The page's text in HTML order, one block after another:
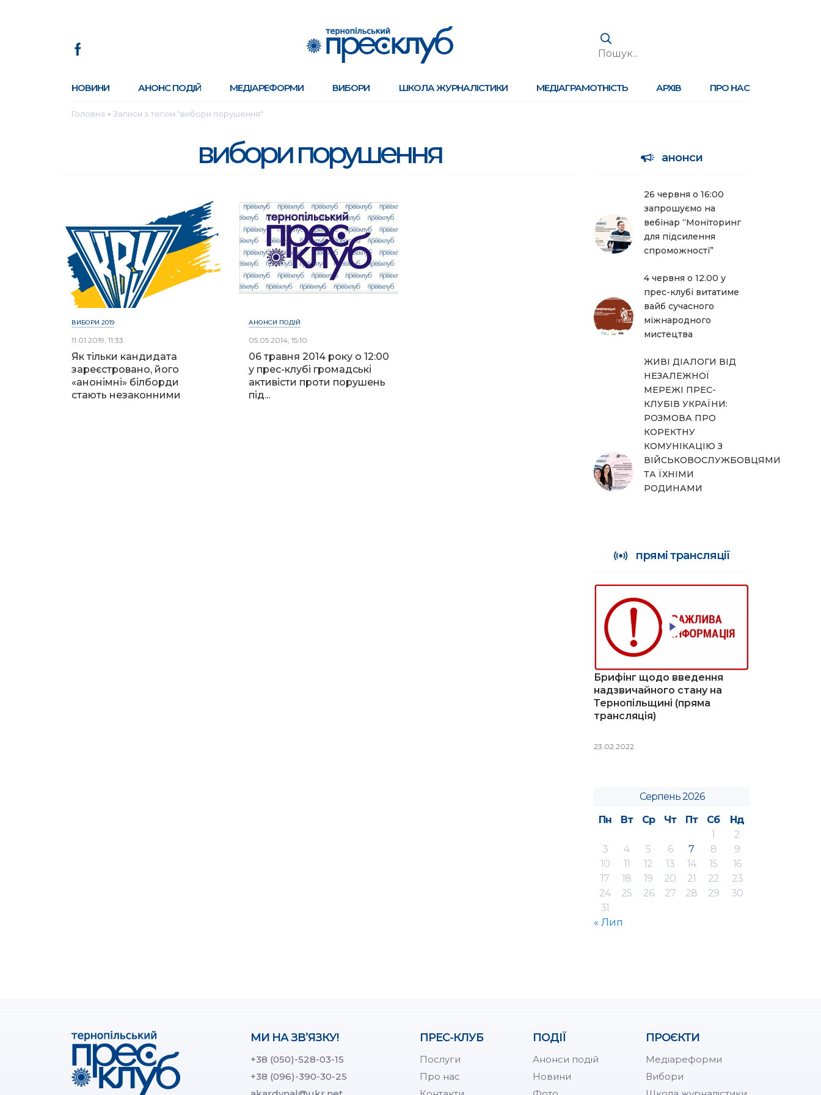
НОВИНИ АНОНС ПОДІЙ МЕДІАРЕФОРМИ ВИБОРИ ШКОЛА ЖУРНАЛІСТИКИ МЕДІАГРАМОТНІСТЬ АРХІВ ПРО НАС
Головна ● Записи з тегом "вибори порушення"
вибори порушення
ВИБОРИ 2019
11.01.2019, 11:33
Як тільки кандидата
зареєстровано, його
«анонімні» білборди
стають незаконними
АНОНСИ ПОДІЙ
05.05.2014, 15:10
06 травня 2014 року о 12:00
у прес-клубі громадські
активісти проти порушень
під...
анонси
26 червня о 16:00
запрошуємо на
вебінар “Моніторинг
для підсилення
спроможності”
4 червня о 12.00 у
прес-клубі витатиме
вайб сучасного
міжнародного
мистецтва
ЖИВІ ДІАЛОГИ ВІД
НЕЗАЛЕЖНОЇ
МЕРЕЖІ ПРЕС-
КЛУБІВ УКРАЇНИ:
РОЗМОВА ПРО
КОРЕКТНУ
КОМУНІКАЦІЮ З
ВІЙСЬКОВОСЛУЖБОВЦЯМИ
ТА ЇХНІМИ
РОДИНАМИ
прямі трансляції
Брифінг щодо введення
надзвичайного стану на
Тернопільщині (пряма
трансляція)
23.02.2022
Серпень 2026
Пн
Вт Ср Чт Пт Сб
Нд
1
2
3
4 5 6 7 8
9
10
11 12 13 14 15
16
17
18 19 20 21 22
23
24
25 26 27 28 29
30
31
« Лип
МИ НА ЗВ’ЯЗКУ!
+38 (050)-528-03-15
+38 (096)-390-30-25
ПРЕС-КЛУБ
Послуги
Про нас
ПОДІЇ
Анонси подій
Новини
ПРОЄКТИ
Медіареформи
Вибори